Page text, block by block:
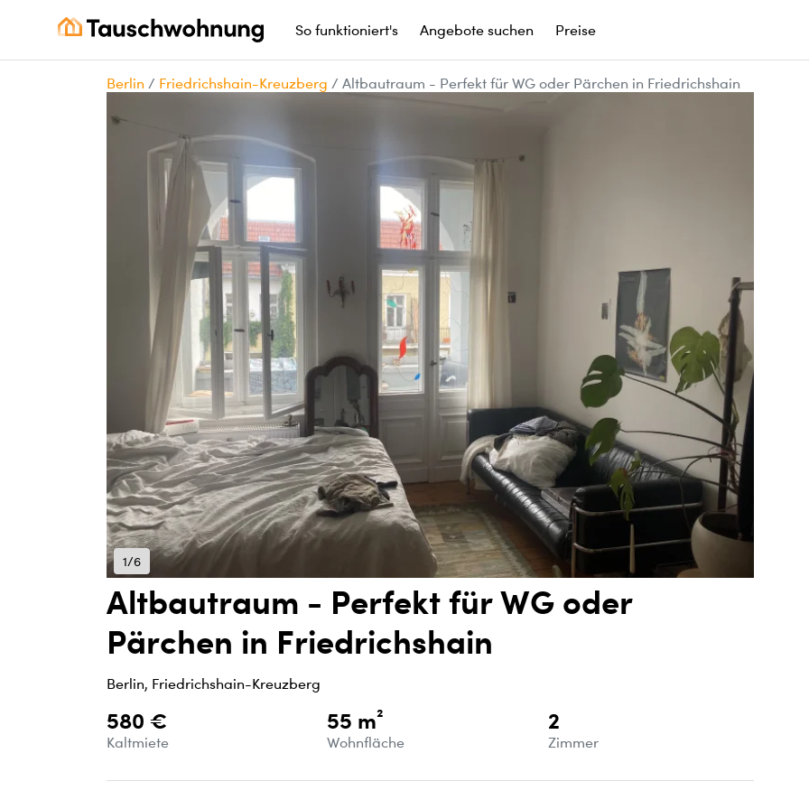
So funktioniert's Angebote suchen Preise
Berlin / Friedrichshain-Kreuzberg / Altbautraum - Perfekt für WG oder Pärchen in Friedrichshain
1/6
Altbautraum - Perfekt für WG oder
Pärchen in Friedrichshain
Berlin, Friedrichshain-Kreuzberg
580 €
Kaltmiete
55 m²
Wohnfläche
2
Zimmer